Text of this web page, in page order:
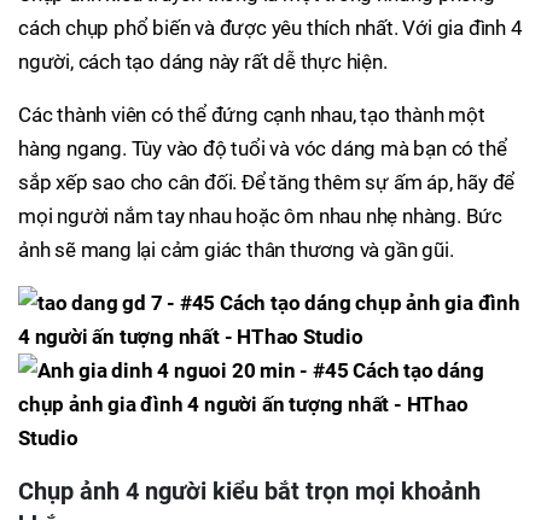
cách chụp phổ biến và được yêu thích nhất. Với gia đình 4
người, cách tạo dáng này rất dễ thực hiện.
Các thành viên có thể đứng cạnh nhau, tạo thành một
hàng ngang. Tùy vào độ tuổi và vóc dáng mà bạn có thể
sắp xếp sao cho cân đối. Để tăng thêm sự ấm áp, hãy để
mọi người nắm tay nhau hoặc ôm nhau nhẹ nhàng. Bức
ảnh sẽ mang lại cảm giác thân thương và gần gũi.
Chụp ảnh 4 người kiểu bắt trọn mọi khoảnh